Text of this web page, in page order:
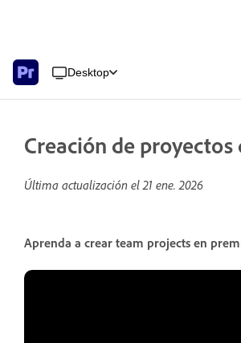
Desktop
Creación de proyectos
Última actualización el21 ene. 2026
Aprenda a crear team projects en